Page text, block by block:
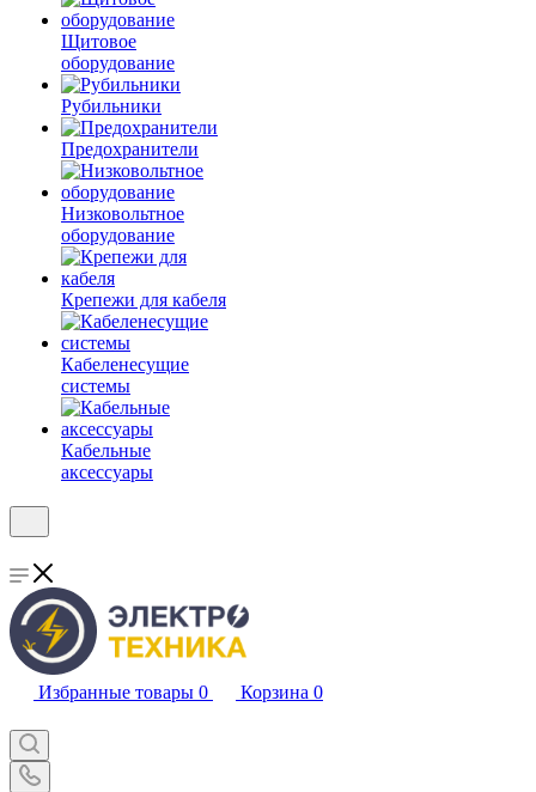
Щитовое
оборудование
Рубильники
Предохранители
Низковольтное
оборудование
Крепежи для кабеля
Кабеленесущие
системы
Кабельные
аксессуары
Избранные товары 0 Корзина 0